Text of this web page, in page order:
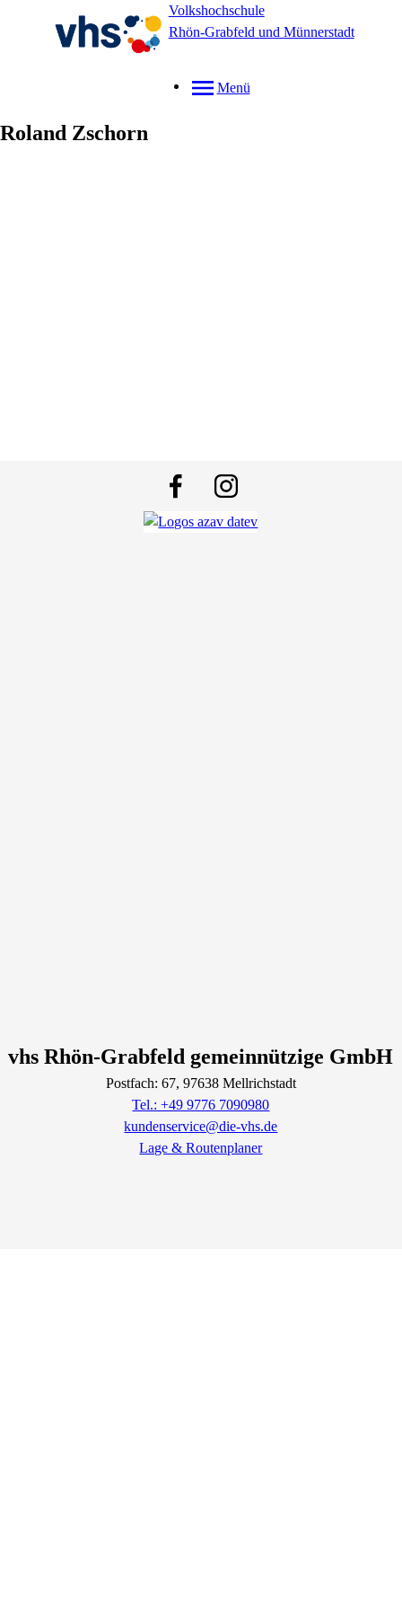
Volkshochschule
Rhön-Grabfeld und Münnerstadt
Menü
Roland Zschorn
vhs Rhön-Grabfeld gemeinnützige GmbH
Postfach: 67, 97638 Mellrichstadt
Tel.: +49 9776 7090980
kundenservice@die-vhs.de
Lage & Routenplaner